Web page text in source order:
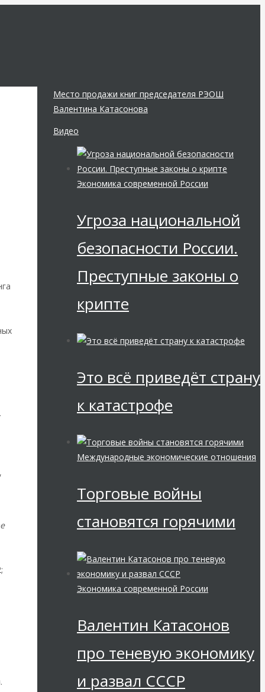
Место продажи книг председателя РЭОШ
Валентина Катасонова
Видео
Экономика современной России
Угроза национальной
безопасности России.
Преступные законы о
крипте
Это всё приведёт страну
к катастрофе
Международные экономические отношения
Торговые войны
становятся горячими
Экономика современной России
Валентин Катасонов
про теневую экономику
и развал СССР